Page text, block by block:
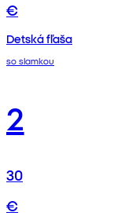
€
Detská fľaša
so slamkou
2
30
€